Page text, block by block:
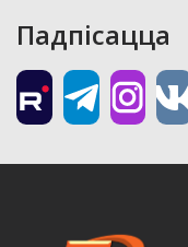
Падпісацца